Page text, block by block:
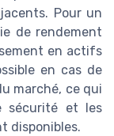
Pour un
de rendement
en actifs
en cas de
marché, ce qui
sécurité et les
disponibles.